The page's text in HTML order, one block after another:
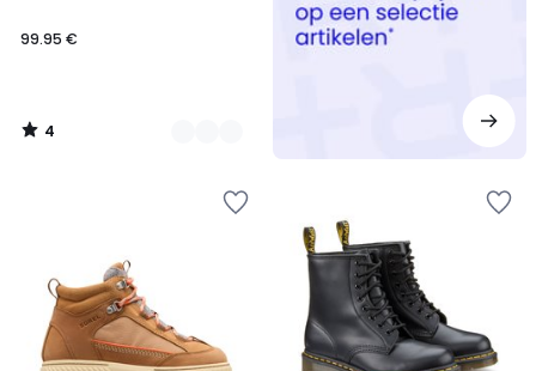
99.95 €
4
/